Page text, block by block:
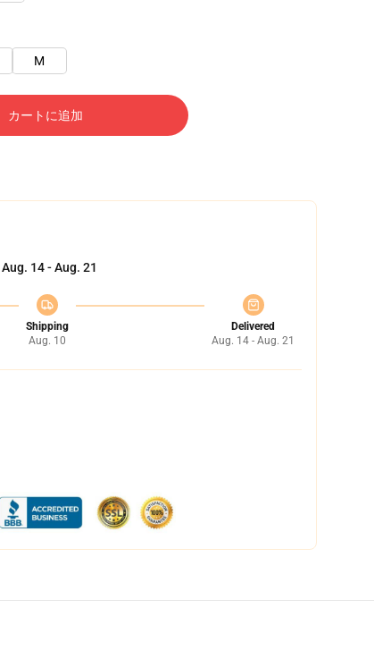
M
カートに追加
Aug. 14 - Aug. 21
Shipping
Aug. 10
Delivered
Aug. 14 - Aug. 21